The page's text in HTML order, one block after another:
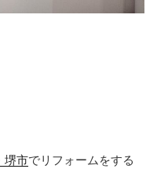
堺市でリフォームをする